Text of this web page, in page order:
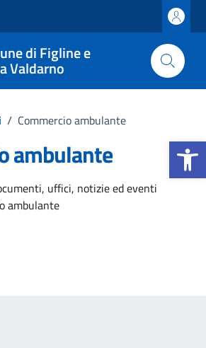
Apri la
di Figline e
Valdarno
/ Commercio ambulante
ambulante
uffici, notizie ed eventi
ambulante